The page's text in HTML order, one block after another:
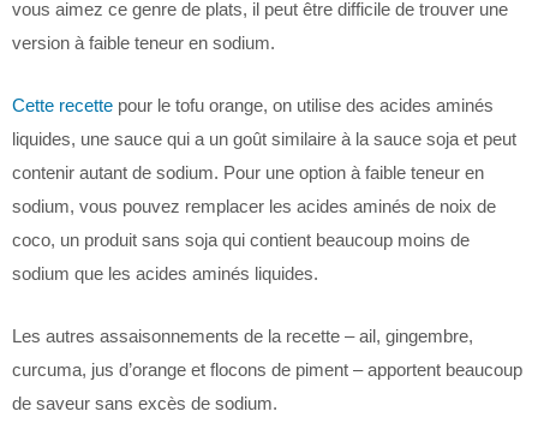
vous aimez ce genre de plats, il peut être difficile de trouver une
version à faible teneur en sodium.
Cette recette pour le tofu orange, on utilise des acides aminés
liquides, une sauce qui a un goût similaire à la sauce soja et peut
contenir autant de sodium. Pour une option à faible teneur en
sodium, vous pouvez remplacer les acides aminés de noix de
coco, un produit sans soja qui contient beaucoup moins de
sodium que les acides aminés liquides.
Les autres assaisonnements de la recette – ail, gingembre,
curcuma, jus d’orange et flocons de piment – apportent beaucoup
de saveur sans excès de sodium.